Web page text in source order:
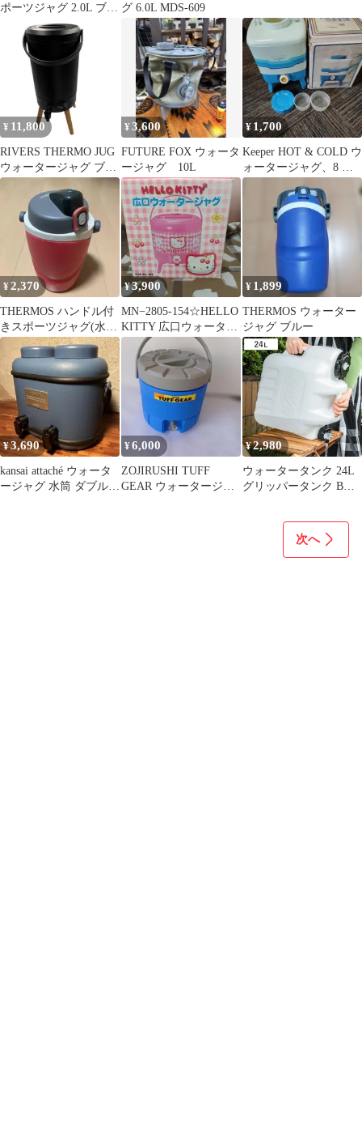
ポーツジャグ 2.0L ブラ
グ 6.0L MDS-609
¥ 11,800
RIVERS THERMO JUG
ウォータージャグ ブラ
ック スタンド付き
¥3,600
FUTURE FOX ウォータ
ージャグ 10L
¥1,700
Keeper HOT & COLD ウ
ォータージャグ、8 リ
ットルｎ
¥2,370
THERMOS ハンドル付
きスポーツジャグ(水
筒) ピンク/グレー
¥3,900
MN−2805-154☆HELLO
KITTY 広口ウォーター
ジャグ 5.0L
¥ 1,899
THERMOS ウォーター
ジャグ ブルー
¥3,690
kansai attaché ウォータ
ージャグ 水筒 ダブルコ
¥6,000
ZOJIRUSHI TUFF
GEAR ウォータージャ
¥2,980
ウォータータンク 24L
グリッパータンク BK
トル ウォーター ポリタ
ンク 給水タンク 給水
次へ